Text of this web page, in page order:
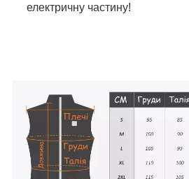
електричну частину!